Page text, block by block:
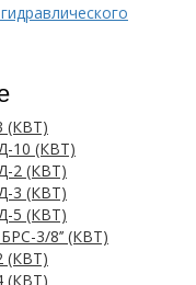
(КВТ)
10 (КВТ)
2 (КВТ)
3 (КВТ)
5 (КВТ)
3/8’’ (КВТ)
(КВТ)
(КВТ)